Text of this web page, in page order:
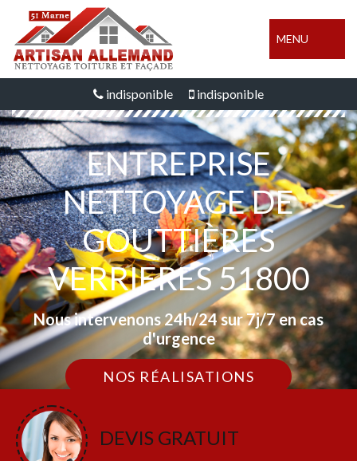
MENU
indisponible indisponible
ENTREPRISE
NETTOYAGE DE
GOUTTIÈRES
VERRIERES 51800
Nous intervenons 24h/24 sur 7j/7 en cas
d'urgence
NOS RÉALISATIONS
DEVIS GRATUIT